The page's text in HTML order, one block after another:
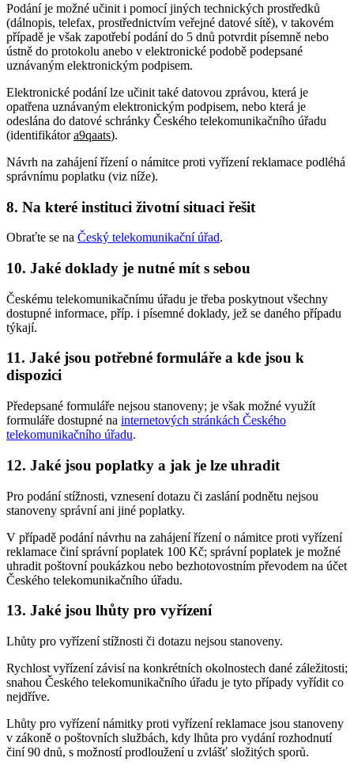
Podání je možné učinit i pomocí jiných technických prostředků
(dálnopis, telefax, prostřednictvím veřejné datové sítě), v takovém
případě je však zapotřebí podání do 5 dnů potvrdit písemně nebo
ústně do protokolu anebo v elektronické podobě podepsané
uznávaným elektronickým podpisem.
Elektronické podání lze učinit také datovou zprávou, která je
opatřena uznávaným elektronickým podpisem, nebo která je
odeslána do datové schránky Českého telekomunikačního úřadu
(identifikátora9qaats).
Návrh na zahájení řízení o námitce proti vyřízení reklamace podléhá
správnímu poplatku (viz níže).
8. Na které instituci životní situaci řešit
Obraťte se na Český telekomunikační úřad.
10. Jaké doklady je nutné mít s sebou
Českému telekomunikačnímu úřadu je třeba poskytnout všechny
dostupné informace, příp. i písemné doklady, jež se daného případu
týkají.
11. Jaké jsou potřebné formuláře a kde jsou k
dispozici
Předepsané formuláře nejsou stanoveny; je však možné využít
formuláře dostupné na internetových stránkách Českého
telekomunikačního úřadu.
12. Jaké jsou poplatky a jak je lze uhradit
Pro podání stížnosti, vznesení dotazu či zaslání podnětu nejsou
stanoveny správní ani jiné poplatky.
V případě podání návrhu na zahájení řízení o námitce proti vyřízení
reklamace činí správní poplatek 100 Kč; správní poplatek je možné
uhradit poštovní poukázkou nebo bezhotovostním převodem na účet
Českého telekomunikačního úřadu.
13. Jaké jsou lhůty pro vyřízení
Lhůty pro vyřízení stížnosti či dotazu nejsou stanoveny.
Rychlost vyřízení závisí na konkrétních okolnostech dané záležitosti;
snahou Českého telekomunikačního úřadu je tyto případy vyřídit co
nejdříve.
Lhůty pro vyřízení námitky proti vyřízení reklamace jsou stanoveny
v zákoně o poštovních službách, kdy lhůta pro vydání rozhodnutí
činí 90 dnů, s možností prodloužení u zvlášť složitých sporů.